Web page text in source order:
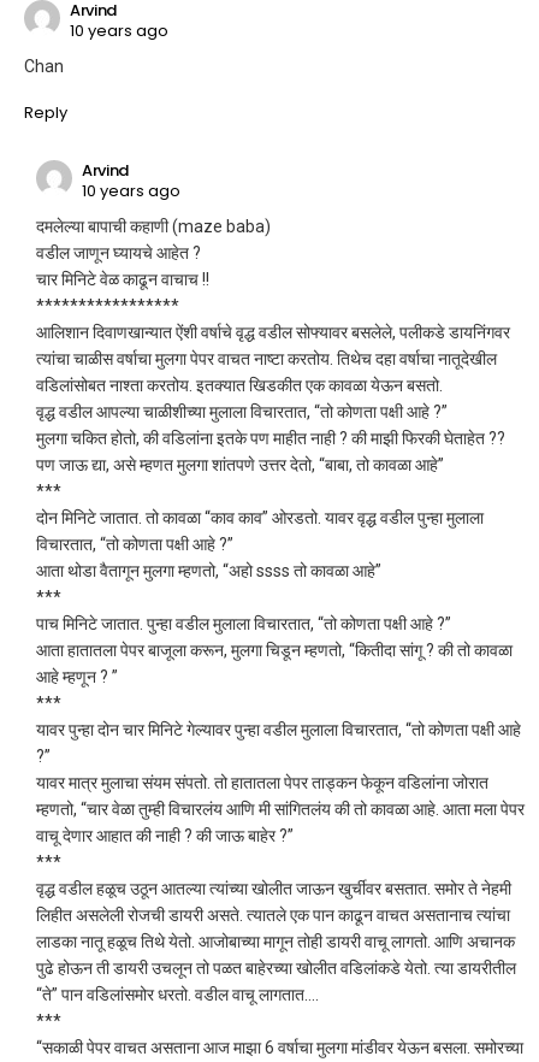
Arvind
10 years ago
Chan
Reply
Arvind
10 years ago
दमलेल्या बापाची कहाणी (maze baba)
वडील जाणून घ्यायचे आहेत ?
चार मिनिटे वेळ काढून वाचाच !!
*****************
आलिशान दिवाणखान्यात ऐंशी वर्षाचे वृद्ध वडील सोफ्यावर बसलेले, पलीकडे डायनिंगवर
त्यांचा चाळीस वर्षाचा मुलगा पेपर वाचत नाष्टा करतोय. तिथेच दहा वर्षाचा नातूदेखील
वडिलांसोबत नाश्ता करतोय. इतक्यात खिडकीत एक कावळा येऊन बसतो.
वृद्ध वडील आपल्या चाळीशीच्या मुलाला विचारतात, “तो कोणता पक्षी आहे ?”
मुलगा चकित होतो, की वडिलांना इतके पण माहीत नाही ? की माझी फिरकी घेताहेत ??
पण जाऊ द्या, असे म्हणत मुलगा शांतपणे उत्तर देतो, “बाबा, तो कावळा आहे”
***
दोन मिनिटे जातात. तो कावळा “काव काव” ओरडतो. यावर वृद्ध वडील पुन्हा मुलाला
विचारतात, “तो कोणता पक्षी आहे ?”
आता थोडा वैतागून मुलगा म्हणतो, “अहो ssss तो कावळा आहे”
***
पाच मिनिटे जातात. पुन्हा वडील मुलाला विचारतात, “तो कोणता पक्षी आहे ?”
आता हातातला पेपर बाजूला करून, मुलगा चिडून म्हणतो, “कितीदा सांगू ? की तो कावळा
आहे म्हणून ? ”
***
यावर पुन्हा दोन चार मिनिटे गेल्यावर पुन्हा वडील मुलाला विचारतात, “तो कोणता पक्षी आहे
?”
यावर मात्र मुलाचा संयम संपतो. तो हातातला पेपर ताड्कन फेकून वडिलांना जोरात
म्हणतो, “चार वेळा तुम्ही विचारलंय आणि मी सांगितलंय की तो कावळा आहे. आता मला पेपर
वाचू देणार आहात की नाही ? की जाऊ बाहेर ?”
***
वृद्ध वडील हळूच उठून आतल्या त्यांच्या खोलीत जाऊन खुर्चीवर बसतात. समोर ते नेहमी
लिहीत असलेली रोजची डायरी असते. त्यातले एक पान काढून वाचत असतानाच त्यांचा
लाडका नातू हळूच तिथे येतो. आजोबाच्या मागून तोही डायरी वाचू लागतो. आणि अचानक
पुढे होऊन ती डायरी उचलून तो पळत बाहेरच्या खोलीत वडिलांकडे येतो. त्या डायरीतील
“ते” पान वडिलांसमोर धरतो. वडील वाचू लागतात….
***
“सकाळी पेपर वाचत असताना आज माझा 6 वर्षाचा मुलगा मांडीवर येऊन बसला. समोरच्या